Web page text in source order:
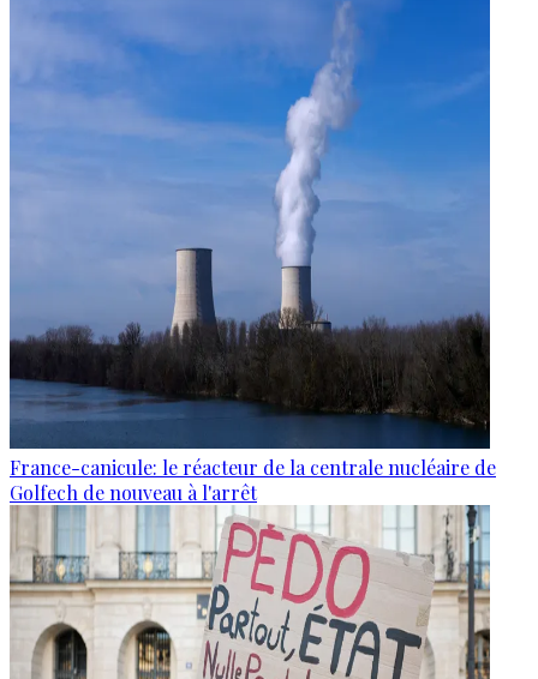
France-canicule: le réacteur de la centrale nucléaire de
Golfech de nouveau à l'arrêt